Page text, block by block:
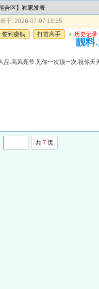
合区】独家发表
于: 2026-07-07 16:55
签到赚钱
打赏高手 u 历史记录
靓料
品.高风亮节.见你一次顶一次.祝你天
共 7 页